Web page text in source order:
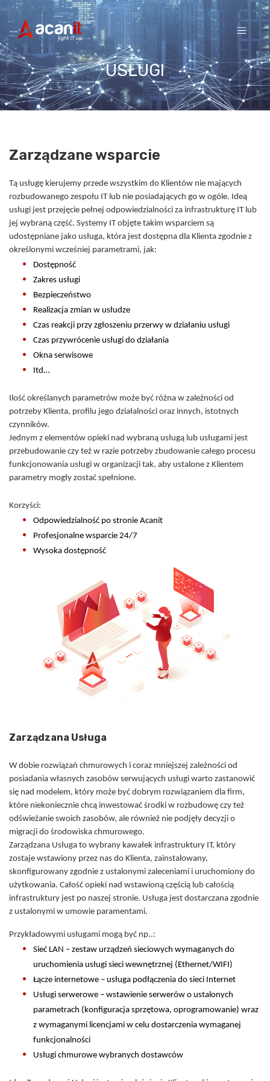
to
content
USŁUGI
Zarządzane wsparcie
Tą usługę kierujemy przede wszystkim do Klientów nie mających
rozbudowanego zespołu IT lub nie posiadających go w ogóle. Ideą
usługi jest przejęcie pełnej odpowiedzialności za infrastrukturę IT lub
jej wybraną część. Systemy IT objęte takim wsparciem są
udostępniane jako usługa, która jest dostępna dla Klienta zgodnie z
określonymi wcześniej parametrami, jak:
Dostępność
Zakres usługi
Bezpieczeństwo
Realizacja zmian w usłudze
Czas reakcji przy zgłoszeniu przerwy w działaniu usługi
Czas przywrócenie usługi do działania
Okna serwisowe
Itd…
Ilość określanych parametrów może być różna w zależności od
potrzeby Klienta, profilu jego działalności oraz innych, istotnych
czynników.
Jednym z elementów opieki nad wybraną usługą lub usługami jest
przebudowanie czy też w razie potrzeby zbudowanie całego procesu
funkcjonowania usługi w organizacji tak, aby ustalone z Klientem
parametry mogły zostać spełnione.
Korzyści:
Odpowiedzialność po stronie Acanit
Profesjonalne wsparcie 24/7
Wysoka dostępność
Zarządzana Usługa
W dobie rozwiązań chmurowych i coraz mniejszej zależności od
posiadania własnych zasobów serwujących usługi warto zastanowić
się nad modelem, który może być dobrym rozwiązaniem dla firm,
które niekoniecznie chcą inwestować środki w rozbudowę czy też
odświeżanie swoich zasobów, ale również nie podjęły decyzji o
migracji do środowiska chmurowego.
Zarządzana Usługa to wybrany kawałek infrastruktury IT, który
zostaje wstawiony przez nas do Klienta, zainstalowany,
skonfigurowany zgodnie z ustalonymi zaleceniami i uruchomiony do
użytkowania. Całość opieki nad wstawioną częścią lub całością
infrastruktury jest po naszej stronie. Usługa jest dostarczana zgodnie
z ustalonymi w umowie paramentami.
Przykładowymi usługami mogą być np..:
Sieć LAN – zestaw urządzeń sieciowych wymaganych do
uruchomienia usługi sieci wewnętrznej (Ethernet/WIFI)
Łącze internetowe – usługa podłączenia do sieci Internet
Usługi serwerowe – wstawienie serwerów o ustalonych
parametrach (konfiguracja sprzętowa, oprogramowanie) wraz
z wymaganymi licencjami w celu dostarczenia wymaganej
funkcjonalności
Usługi chmurowe wybranych dostawców